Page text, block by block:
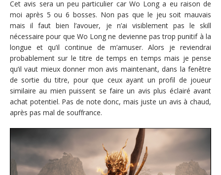
Cet avis sera un peu particulier car Wo Long a eu raison de
moi après 5 ou 6 bosses. Non pas que le jeu soit mauvais
mais il faut bien l’avouer, je n’ai visiblement pas le skill
nécessaire pour que Wo Long ne devienne pas trop punitif à la
longue et qu’il continue de m’amuser. Alors je reviendrai
probablement sur le titre de temps en temps mais je pense
qu’il vaut mieux donner mon avis maintenant, dans la fenêtre
de sortie du titre, pour que ceux ayant un profil de joueur
similaire au mien puissent se faire un avis plus éclairé avant
achat potentiel. Pas de note donc, mais juste un avis à chaud,
après pas mal de souffrance.